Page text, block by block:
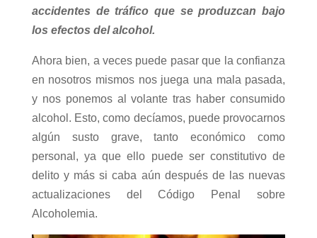
accidentes de tráfico que se produzcan bajo
los efectos del alcohol.
Ahora bien, a veces puede pasar que la confianza
en nosotros mismos nos juega una mala pasada,
y nos ponemos al volante tras haber consumido
alcohol. Esto, como decíamos, puede provocarnos
algún susto grave, tanto económico como
personal, ya que ello puede ser constitutivo de
delito y más si caba aún después de las nuevas
actualizaciones del Código Penal sobre
Alcoholemia.